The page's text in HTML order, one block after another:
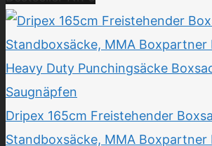
Dripex 165cm Freistehender
Standboxsäcke, MMA Boxpartner